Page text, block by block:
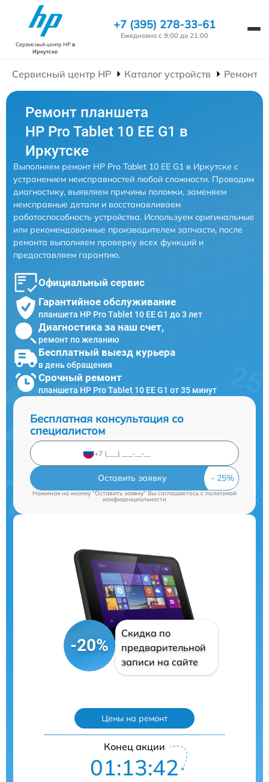
Сервисный центр HPв
Иркутске
+7 (395) 278-33-61
Ежедневно с 9:00 до 21:00
Сервисный центр HP Каталог устройств Ремонт
Ремонт планшета
HP Pro Tablet 10 EE G1 в
Иркутске
Выполняем ремонт HP Pro Tablet 10 EE G1 в Иркутске с
устранением неисправностей любой сложности. Проводим
диагностику, выявляем причины поломки, заменяем
неисправные детали и восстанавливаем
работоспособность устройства. Используем оригинальные
или рекомендованные производителем запчасти, после
ремонта выполняем проверку всех функций и
предоставляем гарантию.
Официальный сервис
Гарантийное обслуживание
планшета HP Pro Tablet 10 EE G1 до 3 лет
Диагностика за наш счет,
ремонт по желанию
Бесплатный выезд курьера
в день обращения
Срочный ремонт
планшета HP Pro Tablet 10 EE G1 от 35 минут
Бесплатная консультация со
специалистом
Оставить заявку
Нажимая на кнопку "Оставить заявку" Вы соглашаетесь cполитикой
конфиденциальности
-20%
Скидка по
предварительной
записи на сайте
Цены на ремонт
Конец акции
01:13:41